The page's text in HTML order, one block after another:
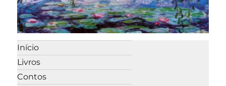
Início
Livros
Contos